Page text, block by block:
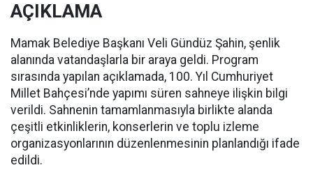
AÇIKLAMA
Mamak Belediye Başkanı Veli Gündüz Şahin, şenlik
alanında vatandaşlarla bir araya geldi. Program
sırasında yapılan açıklamada, 100. Yıl Cumhuriyet
Millet Bahçesi’nde yapımı süren sahneye ilişkin bilgi
verildi. Sahnenin tamamlanmasıyla birlikte alanda
çeşitli etkinliklerin, konserlerin ve toplu izleme
organizasyonlarının düzenlenmesinin planlandığı ifade
edildi.